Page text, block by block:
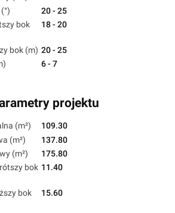
20 - 25
bok
18 - 20
bok (m) 20 - 25
6 - 7
projektu
(m²)
109.30
(m²)
137.80
(m²)
175.80
bok 11.40
bok
15.60